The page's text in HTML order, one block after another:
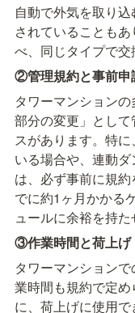
自動で外気を取り
されていることも
べ、同じタイプで交
②管理規約と事前申
タワーマンション
部分の変更」とし
スがあります。特
いる場合や、連動
は、必ず事前に規
でに約1ヶ月かかる
ュールに余裕を持た
③作業時間と荷上げ
タワーマンション
業時間も規約で定
に、荷上げに使用